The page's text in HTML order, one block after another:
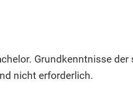
Grundkenntnisse
nicht erforderlich.